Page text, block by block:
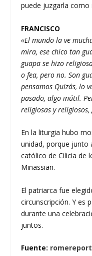
puede juzgarla como
FRANCISCO
«El mundo la ve
mira, ese chico tan
guapa se hizo
o fea, pero no. Son
pensamos Quizás, lo
pasado, algo inútil.
religiosas y religiosos,
En la liturgia hubo
unidad, porque junto
católico de Cilicia de
Minassian.
El patriarca fue
circunscripción. Y es
durante una
juntos.
Fuente: